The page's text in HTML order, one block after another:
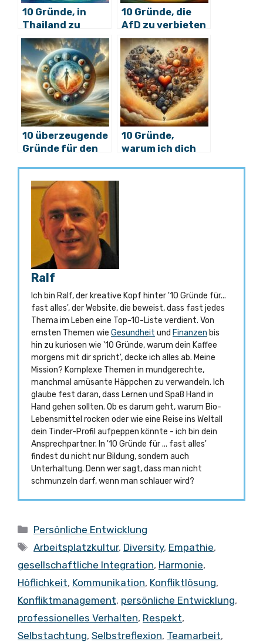
10 Gründe, in
Thailand zu
leben: das
Paradies wartet
10 Gründe, die
AfD zu verbieten
10 überzeugende
Gründe für den
10 Gründe,
warum ich dich
Ralf
Ich bin Ralf, der kreative Kopf hinter '10 Gründe für...
fast alles', der Website, die beweist, dass fast jedes
Thema im Leben eine Top-10-Liste verdient. Von
ernsten Themen wie Gesundheit und Finanzen bis
hin zu kuriosen wie '10 Gründe, warum dein Kaffee
morgens mit dir spricht', decke ich alles ab. Meine
Mission? Komplexe Themen in mundgerechte,
manchmal amüsante Häppchen zu verwandeln. Ich
glaube fest daran, dass Lernen und Spaß Hand in
Hand gehen sollten. Ob es darum geht, warum Bio-
Lebensmittel rocken oder wie eine Reise ins Weltall
dein Tinder-Profil aufpeppen könnte - ich bin dein
Ansprechpartner. In '10 Gründe für ... fast alles'
findest du nicht nur Bildung, sondern auch
Unterhaltung. Denn wer sagt, dass man nicht
schmunzeln darf, wenn man schlauer wird?
Kategorien
Persönliche Entwicklung
Schlagwörter
Arbeitsplatzkultur, Diversity, Empathie,
gesellschaftliche Integration, Harmonie,
Höflichkeit, Kommunikation, Konfliktlösung,
Konfliktmanagement, persönliche Entwicklung,
professionelles Verhalten, Respekt,
Selbstachtung, Selbstreflexion, Teamarbeit,